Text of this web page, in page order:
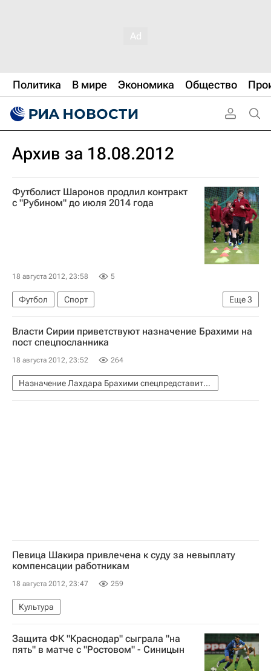
Политика В мире Экономика Общество
Архив за 18.08.2012
Футболист Шаронов продлил контракт
с "Рубином" до июля 2014 года
18 августа 2012, 23:58 5
Еще3
Футбол
Спорт
РПЛ 2026-2027 (Чемпионат России по футболу)
Рубин
Роман Шаронов
Власти Сирии приветствуют назначение Брахими на
пост спецпосланника
18 августа 2012, 23:52 264
Назначение Лахдара Брахими спецпредставителем ООН и ЛАГ в Сирии
Певица Шакира привлечена к суду за невыплату
компенсации работникам
18 августа 2012, 23:47 259
Культура
Защита ФК "Краснодар" сыграла "на
пять" в матче с "Ростовом" - Синицын